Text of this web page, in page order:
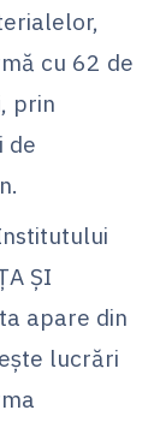
cu 62 de
prin
de
ŞI
apare din
lucrări